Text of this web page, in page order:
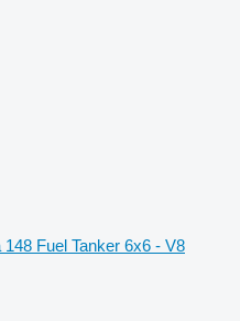
148 Fuel Tanker 6x6 - V8